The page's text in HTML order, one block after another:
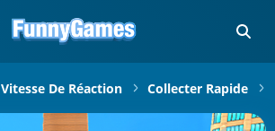
Vitesse De Réaction Collecter Rapide